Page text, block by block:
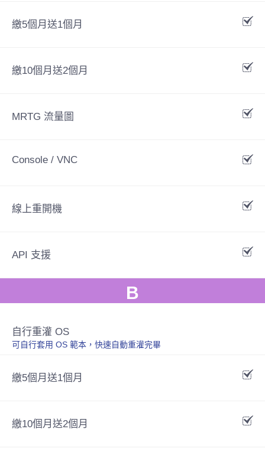
繳5個月送1個月
繳10個月送2個月
MRTG 流量圖
Console / VNC
線上重開機
API 支援
B
自行重灌 OS
可自行套用 OS 範本，快速自動重灌完畢
繳5個月送1個月
繳10個月送2個月